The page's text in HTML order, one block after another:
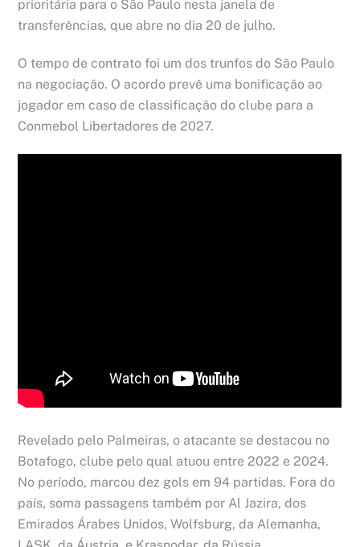
prioritária para o São Paulo nesta janela de
transferências, que abre no dia 20 de julho.
O tempo de contrato foi um dos trunfos do São Paulo
na negociação. O acordo prevê uma bonificação ao
jogador em caso de classificação do clube para a
Conmebol Libertadores de 2027.
Revelado pelo Palmeiras, o atacante se destacou no
Botafogo, clube pelo qual atuou entre 2022 e 2024.
No período, marcou dez gols em 94 partidas. Fora do
país, soma passagens também por Al Jazira, dos
Emirados Árabes Unidos, Wolfsburg, da Alemanha,